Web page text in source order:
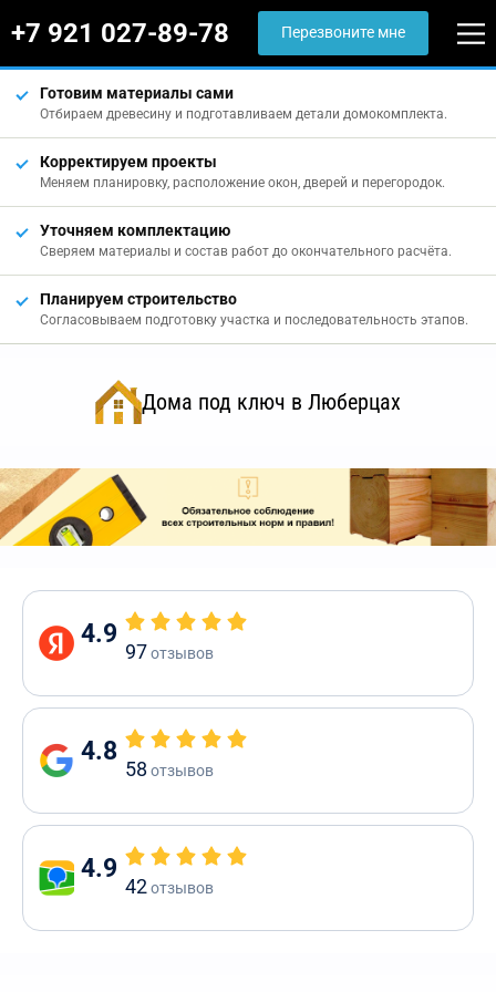
+7 921 027-89-78 Перезвоните мне
Готовим материалы сами
Отбираем древесину и подготавливаем детали домокомплекта.
Корректируем проекты
Меняем планировку, расположение окон, дверей и перегородок.
Уточняем комплектацию
Сверяем материалы и состав работ до окончательного расчёта.
Планируем строительство
Согласовываем подготовку участка и последовательность этапов.
Дома под ключ в Люберцах
4.9
97отзывов
4.8
58 отзывов
4.9
42отзывов